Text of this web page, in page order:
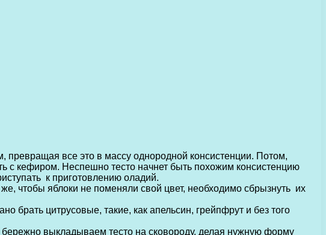
все это в массу однородной консистенции. Потом,
с кефиром. Неспешно тесто начнет быть похожим консистенцию
к приготовлению оладий.
чтобы яблоки не поменяли свой цвет, необходимо сбрызнуть их
брать цитрусовые, такие, как апельсин, грейпфрут и без того
выкладываем тесто на сковороду, делая нужную форму